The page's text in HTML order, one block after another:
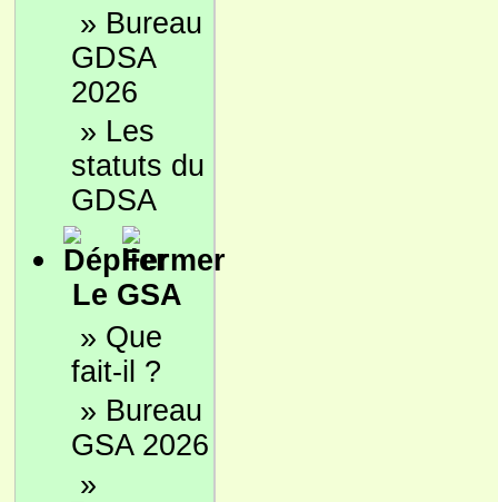
» Bureau
GDSA
2026
» Les
statuts du
GDSA
Le GSA
» Que
fait-il ?
» Bureau
GSA 2026
»